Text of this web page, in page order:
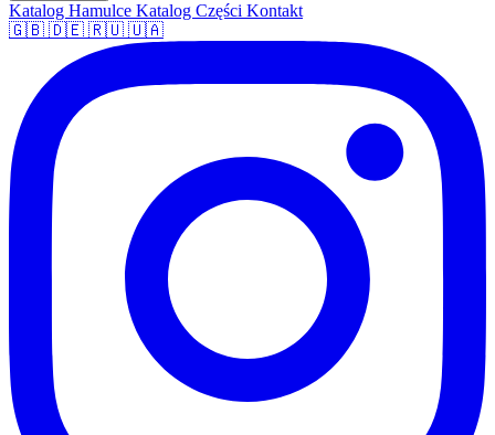
Katalog Hamulce Katalog Części Kontakt
🇬🇧 🇩🇪 🇷🇺 🇺🇦